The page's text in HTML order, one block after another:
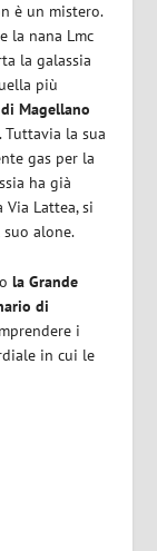
è un mistero.
la nana Lmc
la galassia
più
Magellano
. Tuttavia la sua
gas per la
ha già
Lattea, si
alone.
la Grande
di
i
in cui le